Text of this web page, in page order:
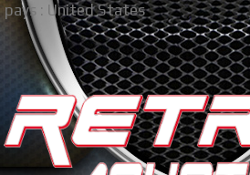
: United States